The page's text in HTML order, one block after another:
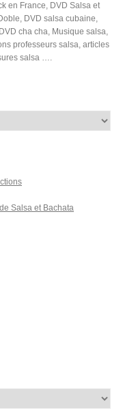
en France, DVD Salsa et
DVD salsa cubaine,
cha cha, Musique salsa,
professeurs salsa, articles
salsa ….
Salsa et Bachata